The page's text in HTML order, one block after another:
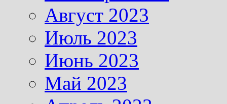
Август 2023
Июль 2023
Июнь 2023
Май 2023